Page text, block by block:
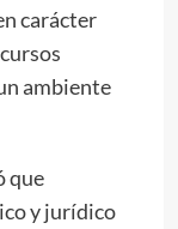
carácter
ambiente
que
y jurídico